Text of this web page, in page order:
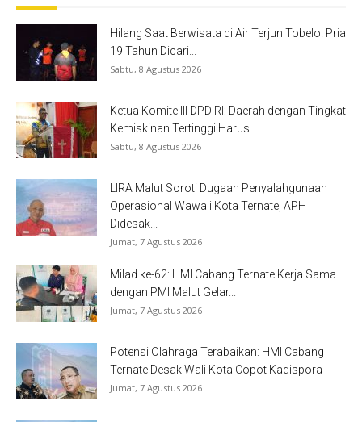
Hilang Saat Berwisata di Air Terjun Tobelo. Pria
19 Tahun Dicari...
Sabtu, 8 Agustus 2026
Ketua Komite III DPD RI: Daerah dengan Tingkat
Kemiskinan Tertinggi Harus...
Sabtu, 8 Agustus 2026
LIRA Malut Soroti Dugaan Penyalahgunaan
Operasional Wawali Kota Ternate, APH
Didesak...
Jumat, 7 Agustus 2026
Milad ke-62: HMI Cabang Ternate Kerja Sama
dengan PMI Malut Gelar...
Jumat, 7 Agustus 2026
Potensi Olahraga Terabaikan: HMI Cabang
Ternate Desak Wali Kota Copot Kadispora
Jumat, 7 Agustus 2026